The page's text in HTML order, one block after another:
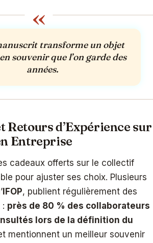
«
transforme un objet
souvenir que l’on garde des
années.
Retours d’Expérience sur
Entreprise
cadeaux offerts sur le collectif
pour ajuster ses choix. Plusieurs
IFOP, publient régulièrement des
près de 80 % des collaborateurs
lors de la définition du
mentionnent un meilleur souvenir